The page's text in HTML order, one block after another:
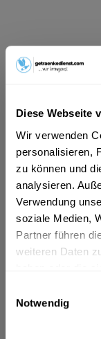
Diese Webseite
Wir verwenden
personalisieren,
zu können und
analysieren.
Verwendung
soziale Medien,
Partner führen
weiteren Daten
Notwendig
ab 11,39 €
Vorrätig
EINWEG
+7,74 € Pfand
In den
Artikel-Nr.:
Verfügbar in: